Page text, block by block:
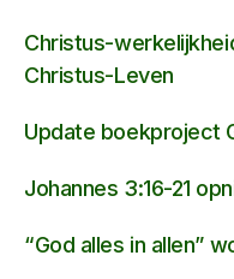
Christus-
Christus-Leven
Update boekproject
Johannes 3:16-21
“God alles in allen”